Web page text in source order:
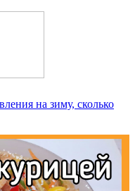
на зиму, сколько